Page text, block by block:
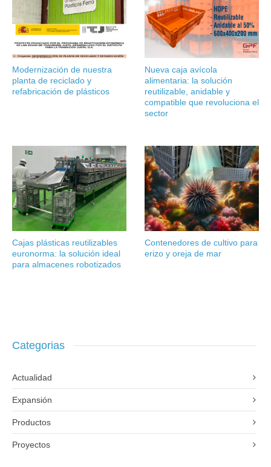
Modernización de nuestra
planta de reciclado y
refabricación de plásticos
Nueva caja avícola
alimentaria: la solución
reutilizable, anidable y
compatible que revoluciona el
sector
Cajas plásticas reutilizables
euronorma: la solución ideal
para almacenes robotizados
Contenedores de cultivo para
erizo y oreja de mar
Categorias
Actualidad
Expansión
Productos
Proyectos